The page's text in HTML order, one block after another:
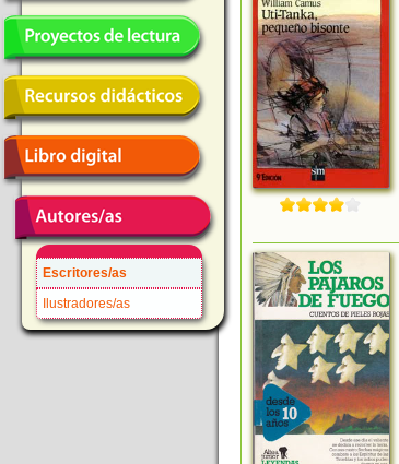
Escritores/as
Ilustradores/as